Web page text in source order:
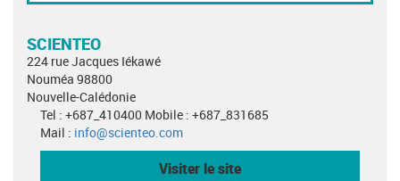
SCIENTEO
224 rue Jacques Iékawé
Nouméa 98800
Nouvelle-Calédonie
Tel : +687_410400 Mobile : +687_831685
Mail : info@scienteo.com
Visiter le site